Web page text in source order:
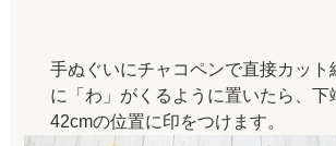
手ぬぐいにチャコペンで直接カット
に「わ」がくるように置いたら、下
42cmの位置に印をつけます。